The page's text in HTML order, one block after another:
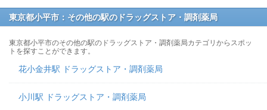
東京都小平市：その他の駅のドラッグストア・調剤薬局
東京都小平市のその他の駅のドラッグストア・調剤薬局カテゴリからスポッ
トを探すことができます。
花小金井駅 ドラッグストア・調剤薬局
小川駅 ドラッグストア・調剤薬局